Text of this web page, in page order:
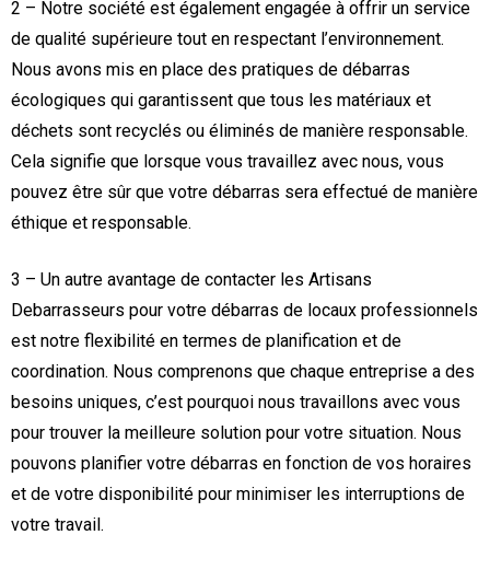
2 – Notre société est également engagée à offrir un service
de qualité supérieure tout en respectant l’environnement.
Nous avons mis en place des pratiques de débarras
écologiques qui garantissent que tous les matériaux et
déchets sont recyclés ou éliminés de manière responsable.
Cela signifie que lorsque vous travaillez avec nous, vous
pouvez être sûr que votre débarras sera effectué de manière
éthique et responsable.
3 – Un autre avantage de contacter les Artisans
Debarrasseurs pour votre débarras de locaux professionnels
est notre flexibilité en termes de planification et de
coordination. Nous comprenons que chaque entreprise a des
besoins uniques, c’est pourquoi nous travaillons avec vous
pour trouver la meilleure solution pour votre situation. Nous
pouvons planifier votre débarras en fonction de vos horaires
et de votre disponibilité pour minimiser les interruptions de
votre travail.